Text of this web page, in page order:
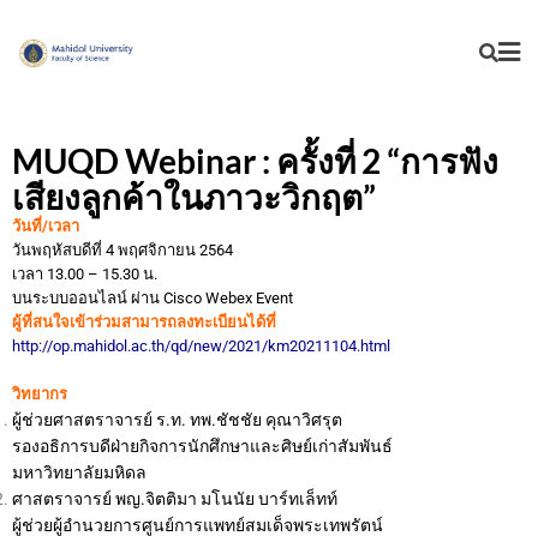
MUQD Webinar : ครั้งที่ 2 “การฟัง
เสียงลูกค้าในภาวะวิกฤต”
วันที่/เวลา
วันพฤหัสบดีที่ 4 พฤศจิกายน 2564
เวลา 13.00 – 15.30 น.
บนระบบออนไลน์ ผ่าน Cisco Webex Event
ผู้ที่สนใจเข้าร่วมสามารถลงทะเบียนได้ที่
http://op.mahidol.ac.th/qd/new/2021/km20211104.html
วิทยากร
ผู้ช่วยศาสตราจารย์ ร.ท. ทพ.ชัชชัย คุณาวิศรุต
รองอธิการบดีฝ่ายกิจการนักศึกษาและศิษย์เก่าสัมพันธ์
มหาวิทยาลัยมหิดล
ศาสตราจารย์ พญ.จิตติมา มโนนัย บาร์ทเล็ทท์
ผู้ช่วยผู้อำนวยการศูนย์การแพทย์สมเด็จพระเทพรัตน์